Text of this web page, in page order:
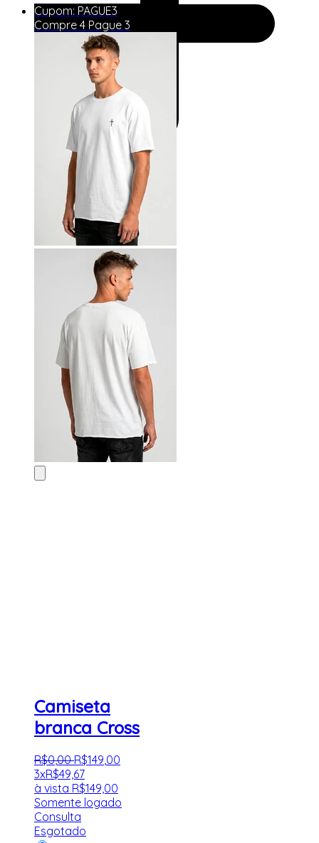
Camiseta
branca Cross
R$0,00 R$149 00
3xR$49,67
à vista R$149,00
Somente logado
Consulta
Esgotado